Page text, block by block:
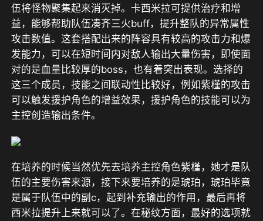
伍将怪物聚集起来消灭掉。卡西米拉可提供治疗和增
益，能够帮助队伍凑齐三火buff，提升整队的异常属性
攻击数值。这套搭配出来的阵容具有较高的攻击力和爆
发能力，可以在短时间内对敌人输出大量伤害，即使面
对的是血量比较厚的boss，也有着突出表现。选择的
这三个成员，技能之间联动性比较好，例如紫槿的攻击
可以触发援护角色的增益效果，援护角色的技能可以为
主控创造输出条件。
在培养的时候当然优先去培养主控角色紫槿，她才是队
伍的主要伤害来源，接下来要培养的是琥珀，琥珀毕竟
是属于队伍中的副c，起到补充输出的作用，最后再将
西米拉提升上来就可以了。在秘纹方面，最好的选项就